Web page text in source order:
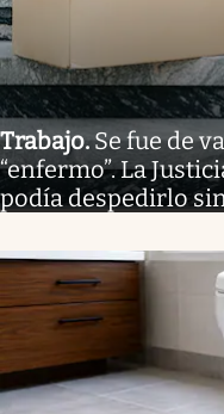
Trabajo.Se fue de
“enfermo”. La
podía despedirlo